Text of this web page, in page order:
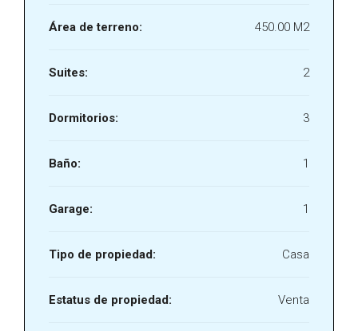
Área de terreno: 450.00 M2
Suites: 2
Dormitorios: 3
Baño: 1
Garage: 1
Tipo de propiedad: Casa
Estatus de propiedad: Venta